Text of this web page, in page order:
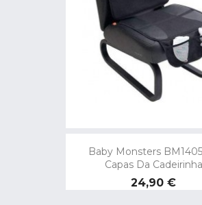
Baby Monsters
Capas Da Cadeirinha
Preço
24,90 €